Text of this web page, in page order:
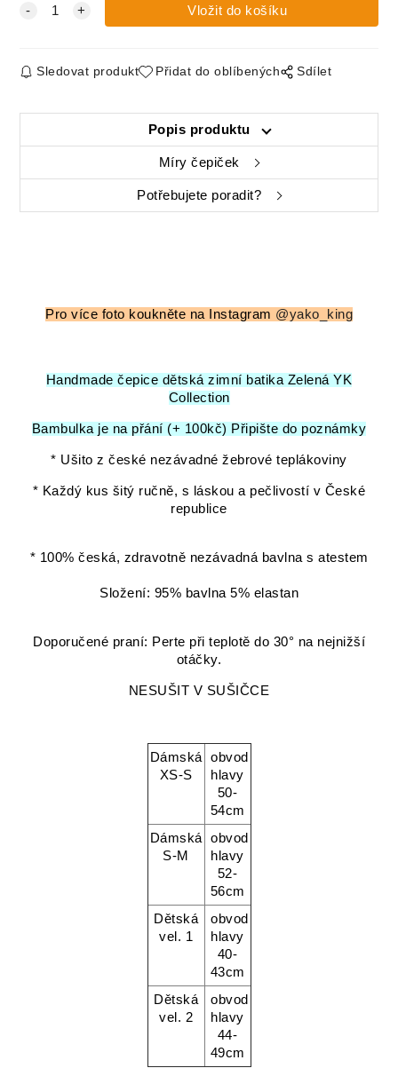
Sledovat produkt Přidat do oblíbených Sdílet
Popis produktu
Míry čepiček
Potřebujete poradit?
Pro více foto koukněte na Instagram @yako_king
Handmade čepice dětská zimní batika Zelená YK
Collection
Bambulka je na přání (+ 100kč) Připište do poznámky
* Ušito z české nezávadné žebrové teplákoviny
* Každý kus šitý ručně, s láskou a pečlivostí v České
republice
* 100% česká, zdravotně nezávadná bavlna s atestem
Složení: 95% bavlna 5% elastan
Doporučené praní: Perte při teplotě do 30° na nejnižší
otáčky.
NESUŠIT V SUŠIČCE
Dámská
XS-S
obvod
hlavy
50-
54cm
Dámská
S-M
obvod
hlavy
52-
56cm
Dětská
vel. 1
obvod
hlavy
40-
43cm
Dětská
vel. 2
obvod
hlavy
44-
49cm